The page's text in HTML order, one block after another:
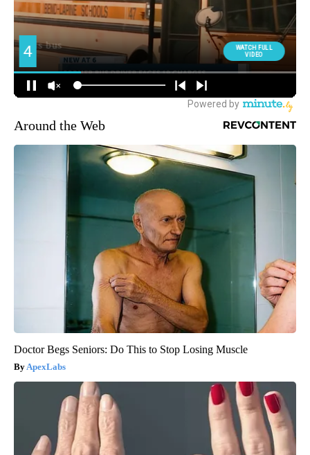
Around the Web
Doctor Begs Seniors: Do This to Stop Losing Muscle
ApexLabs